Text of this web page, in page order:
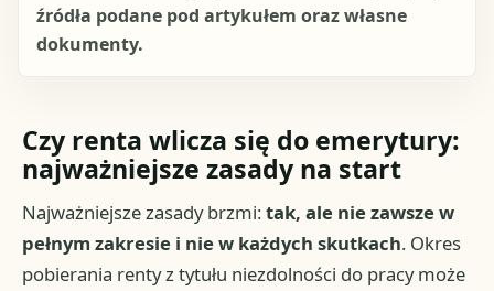
źródła podane pod artykułem oraz własne
dokumenty.
Czy renta wlicza się do emerytury:
najważniejsze zasady na start
Najważniejsze zasady brzmi:tak, ale nie zawsze w
pełnym zakresie i nie w każdych skutkach. Okres
pobierania renty z tytułu niezdolności do pracy może